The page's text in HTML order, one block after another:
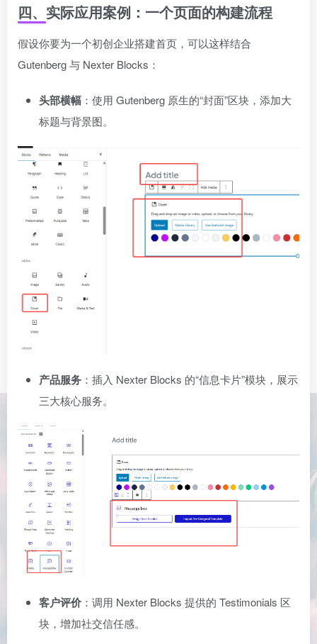
四、实际应用案例：一个页面的构建流程
假设你要为一个初创企业搭建首页，可以这样结合
Gutenberg 与 Nexter Blocks：
头部横幅 ：使用 Gutenberg 原生的“封面”区块，添加大
标题与背景图。
产品服务 ：插入 Nexter Blocks 的“信息卡片”模块，展示
三大核心服务。
客户评价 ：调用 Nexter Blocks 提供的 Testimonials 区
块，增加社交信任感。